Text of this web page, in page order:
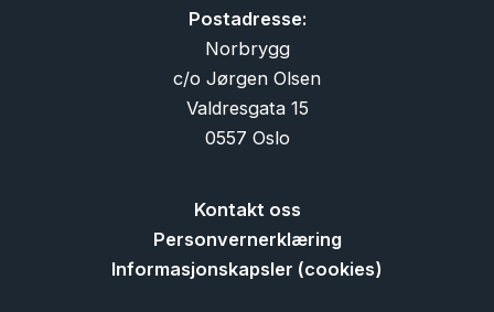
Postadresse:
Norbrygg
c/o Jørgen Olsen
Valdresgata 15
0557 Oslo
Kontakt oss
Personvernerklæring
Informasjonskapsler (cookies)